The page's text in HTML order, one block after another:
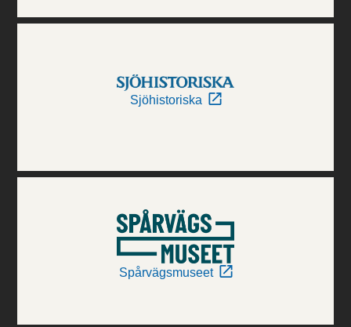
Sjöhistoriska
Spårvägsmuseet